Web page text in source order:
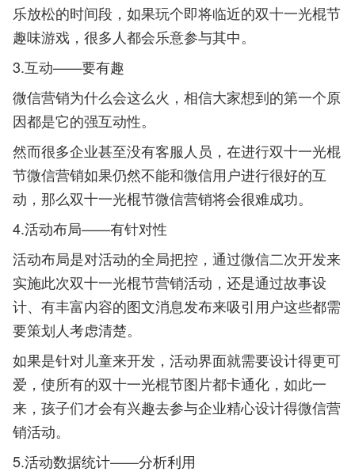
乐放松的时间段，如果玩个即将临近的双十一光棍节
趣味游戏，很多人都会乐意参与其中。
3.互动——要有趣
微信营销为什么会这么火，相信大家想到的第一个原
因都是它的强互动性。
然而很多企业甚至没有客服人员，在进行双十一光棍
节微信营销如果仍然不能和微信用户进行很好的互
动，那么双十一光棍节微信营销将会很难成功。
4.活动布局——有针对性
活动布局是对活动的全局把控，通过微信二次开发来
实施此次双十一光棍节营销活动，还是通过故事设
计、有丰富内容的图文消息发布来吸引用户这些都需
要策划人考虑清楚。
如果是针对儿童来开发，活动界面就需要设计得更可
爱，使所有的双十一光棍节图片都卡通化，如此一
来，孩子们才会有兴趣去参与企业精心设计得微信营
销活动。
5.活动数据统计——分析利用